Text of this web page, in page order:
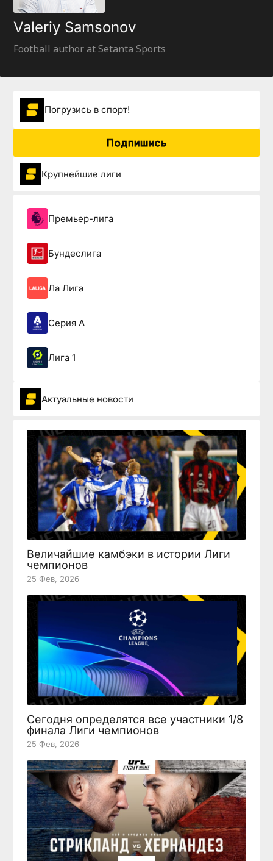
Valeriy Samsonov
Football author at Setanta Sports
Погрузиcь в спорт!
Подпишись
Крупнейшие лиги
Премьер-лига
Бундеслига
Ла Лига
Серия А
Лига 1
Актуальные новости
Величайшие камбэки в истории Лиги
чемпионов
25 Фев, 2026
Сегодня определятся все участники 1/8
финала Лиги чемпионов
25 Фев, 2026